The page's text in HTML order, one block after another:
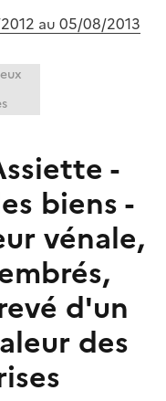
au 05/08/2013
-
biens -
vénale,
d'un
des